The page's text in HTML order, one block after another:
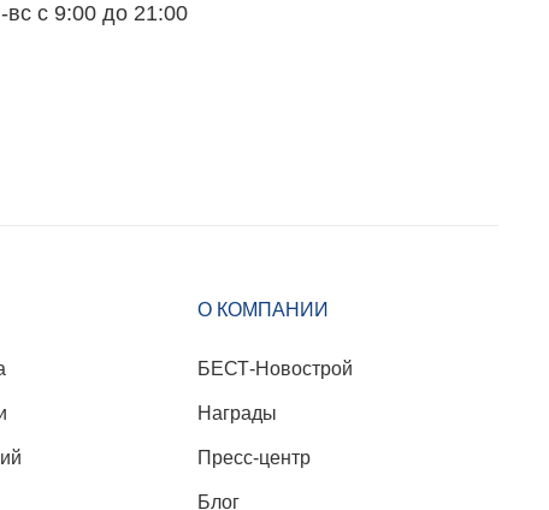
с 9:00 до 21:00
О КОМПАНИИ
БЕСТ-Новострой
Награды
Пресс-центр
Блог